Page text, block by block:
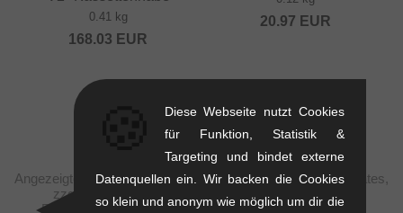
0.41 kg
168.03 EUR
20.97 EUR
Angezeigte Preise verstehen sich steuerfrei nach United States,
zzgl. Versandkosten. Durchgestrichene Preise (bei
Rabattierungen) entsprechen der UVP des Herstellers.
Diese Webseite nutzt Cookies
für Funktion, Statistik &
Targeting und bindet externe
Datenquellen ein. Wir backen die Cookies
so klein und anonym wie möglich um dir die